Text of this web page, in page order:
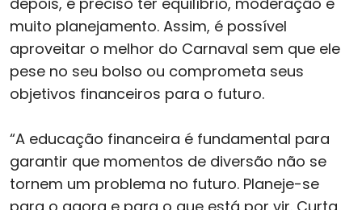
muito planejamento. Assim, é possível
aproveitar o melhor do Carnaval sem que ele
pese no seu bolso ou comprometa seus
objetivos financeiros para o futuro.
“A educação financeira é fundamental para
garantir que momentos de diversão não se
tornem um problema no futuro. Planeje-se